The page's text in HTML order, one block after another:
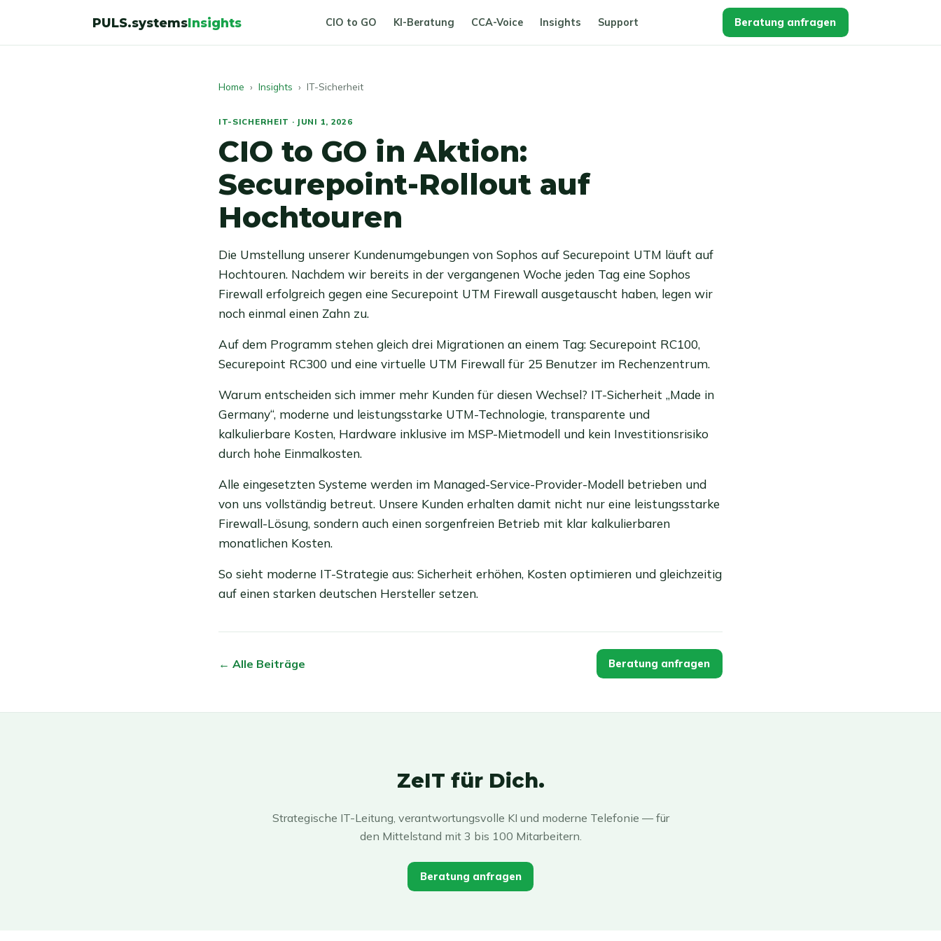
PULS.systemsInsights CIO to GO KI-Beratung CCA-Voice Insights Support Beratung anfragen
Home › Insights › IT-Sicherheit
IT-SICHERHEIT · JUNI 1, 2026
CIO to GO in Aktion:
Securepoint-Rollout auf
Hochtouren
Die Umstellung unserer Kundenumgebungen von Sophos auf Securepoint UTM läuft auf
Hochtouren. Nachdem wir bereits in der vergangenen Woche jeden Tag eine Sophos
Firewall erfolgreich gegen eine Securepoint UTM Firewall ausgetauscht haben, legen wir
noch einmal einen Zahn zu.
Auf dem Programm stehen gleich drei Migrationen an einem Tag: Securepoint RC100,
Securepoint RC300 und eine virtuelle UTM Firewall für 25 Benutzer im Rechenzentrum.
Warum entscheiden sich immer mehr Kunden für diesen Wechsel? IT-Sicherheit „Made in
Germany“, moderne und leistungsstarke UTM-Technologie, transparente und
kalkulierbare Kosten, Hardware inklusive im MSP-Mietmodell und kein Investitionsrisiko
durch hohe Einmalkosten.
Alle eingesetzten Systeme werden im Managed-Service-Provider-Modell betrieben und
von uns vollständig betreut. Unsere Kunden erhalten damit nicht nur eine leistungsstarke
Firewall-Lösung, sondern auch einen sorgenfreien Betrieb mit klar kalkulierbaren
monatlichen Kosten.
So sieht moderne IT-Strategie aus: Sicherheit erhöhen, Kosten optimieren und gleichzeitig
auf einen starken deutschen Hersteller setzen.
← Alle Beiträge Beratung anfragen
ZeIT für Dich.
Strategische IT-Leitung, verantwortungsvolle KI und moderne Telefonie — für
den Mittelstand mit 3 bis 100 Mitarbeitern.
Beratung anfragen